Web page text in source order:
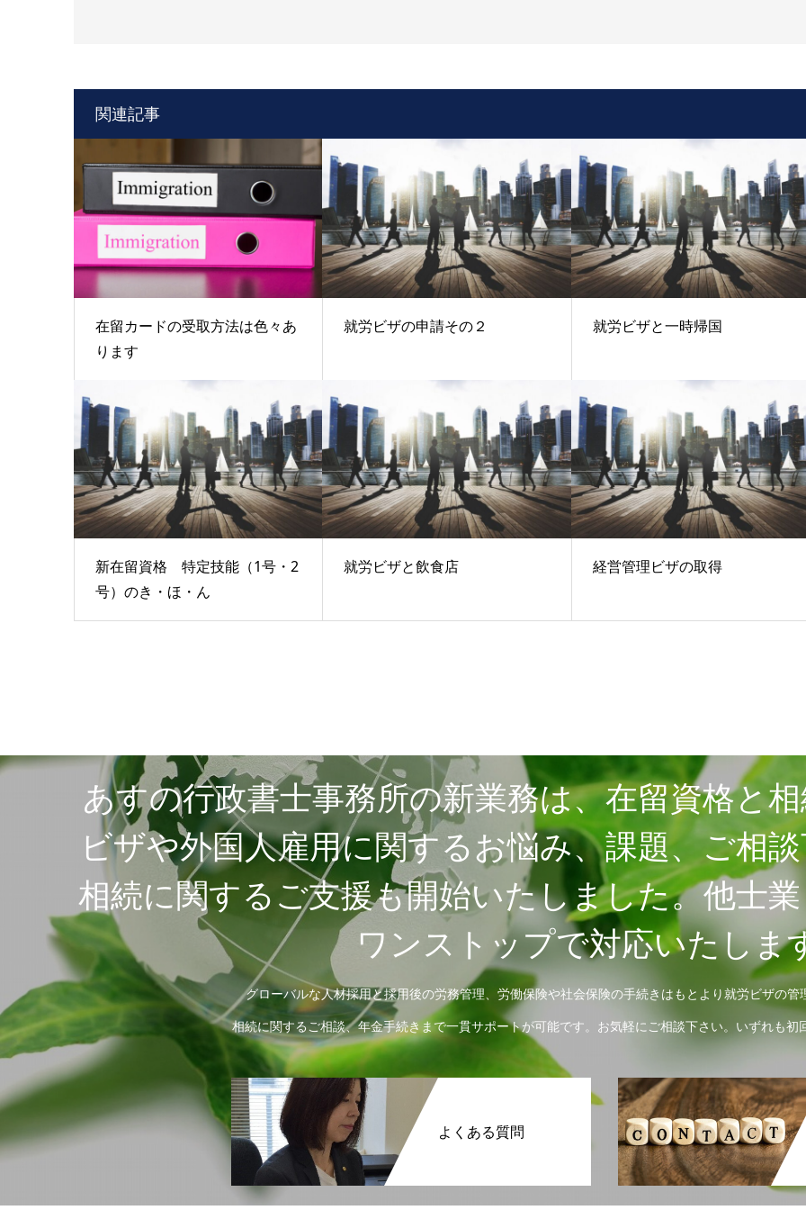
関連記事
在留カードの受取方法は色々あ
ります
就労ビザの申請その２ 就労ビザと一時帰国
新在留資格 特定技能（1号・2
号）のき・ほ・ん
就労ビザと飲食店 経営管理ビザの取得
あすの行政書士事務所の新業務は、在留資格と
ビザや外国人雇用に関するお悩み、課題、ご相
相続に関するご支援も開始いたしました。他士
ワンストップで対応いたしま
グローバルな人材採用と採用後の労務管理、労働保険や社会保険の手続きはもとより就労ビザの
相続に関するご相談、年金手続きまで一貫サポートが可能です。お気軽にご相談下さい。いずれも
よくある質問